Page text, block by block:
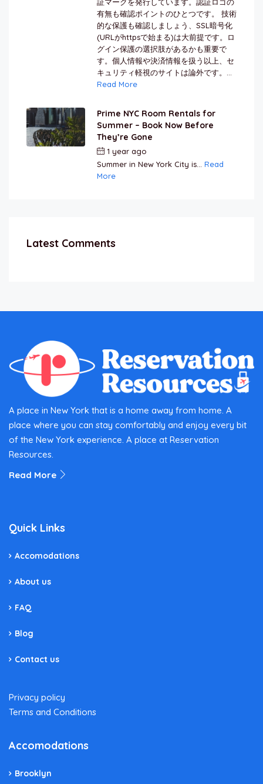
有無も確認ポイントのひとつです。 技術
的な保護も確認しましょう、SSL暗号化
(URLがhttpsで始まる)は大前提です。ロ
グイン保護の選択肢があるかも重要で
す。個人情報や決済情報を扱う以上、セ
キュリティ軽視のサイトは論外です。...
Read More
Prime NYC Room Rentals for
Summer – Book Now Before
They’re Gone
1 year ago
Summer in New York City is... Read
More
Latest Comments
A place in New York that is a home away from home. A
place where you can stay comfortably and enjoy every bit
of the New York experience. A place at Reservation
Resources.
Read More
Quick Links
Accomodations
About us
FAQ
Blog
Contact us
Privacy policy
Terms and Conditions
Accomodations
Brooklyn